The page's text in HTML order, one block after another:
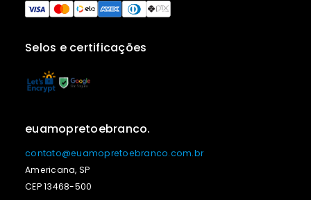
Selos e certificações
euamopretoebranco.
contato@euamopretoebranco.com.br
Americana, SP
CEP 13468-500